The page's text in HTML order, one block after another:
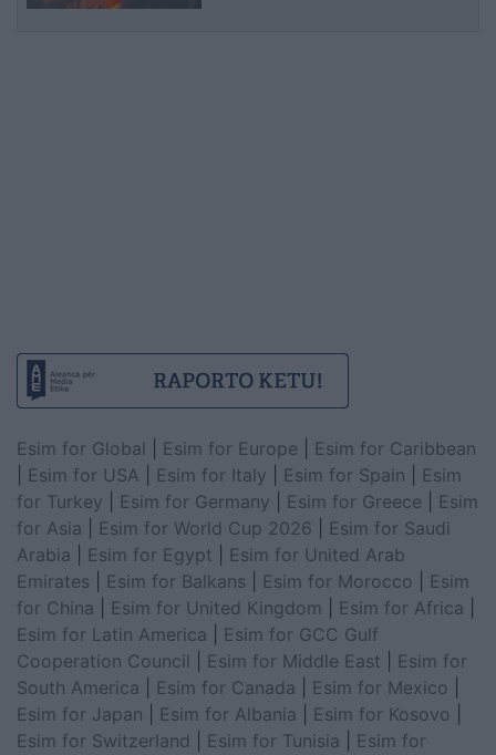
Esim for Global Esim for Europe
Esim for Caribbean
Esim for USA Esim for Italy Esim for Spain
Esim
for Turkey
Esim for Germany Esim for Greece
Esim
for Asia
Esim for World Cup 2026
Esim for Saudi
Arabia
Esim for Egypt
Esim for United Arab
Emirates
Esim for Balkans Esim for Morocco
Esim
for China
Esim for United Kingdom Esim for Africa
Esim for Latin America
Esim for GCC Gulf
Cooperation Council
Esim for Middle East
Esim for
South America
Esim for Canada Esim for Mexico
Esim for Japan
Esim for Albania Esim for Kosovo
Esim for Switzerland
Esim for Tunisia
Esim for